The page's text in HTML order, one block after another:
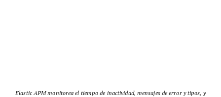
Elastic APM monitorea el tiempo de inactividad, mensajes de error y tipos, y